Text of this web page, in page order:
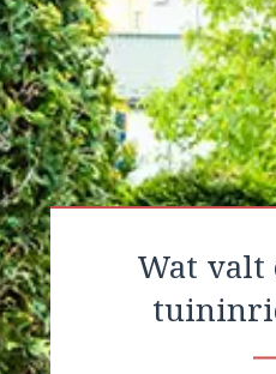
Wat valt